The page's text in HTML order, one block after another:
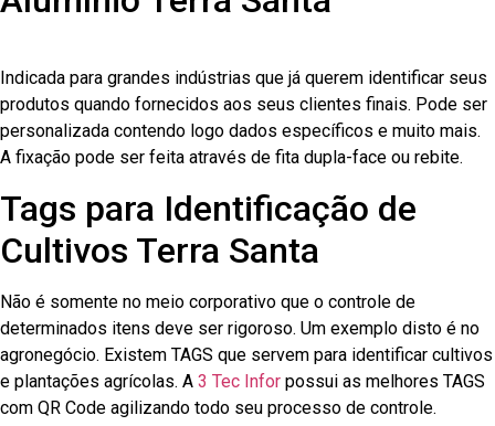
Indicada para grandes indústrias que já querem identificar seus
produtos quando fornecidos aos seus clientes finais. Pode ser
personalizada contendo logo dados específicos e muito mais.
A fixação pode ser feita através de fita dupla-face ou rebite.
Tags para Identificação de
Cultivos Terra Santa
Não é somente no meio corporativo que o controle de
determinados itens deve ser rigoroso. Um exemplo disto é no
agronegócio. Existem TAGS que servem para identificar cultivos
e plantações agrícolas. A 3 Tec Infor possui as melhores TAGS
com QR Code agilizando todo seu processo de controle.